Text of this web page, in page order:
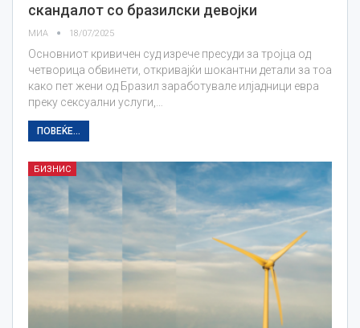
скандалот со бразилски девојки
МИА 18/07/2025
Основниот кривичен суд изрече пресуди за тројца од
четворица обвинети, откривајќи шокантни детали за тоа
како пет жени од Бразил заработувале илјадници евра
преку сексуални услуги,…
ПОВЕЌЕ...
БИЗНИС